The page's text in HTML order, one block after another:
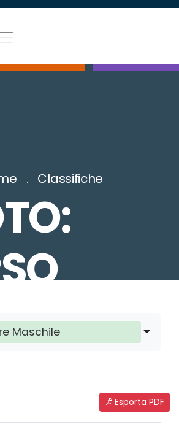
Classifiche
Maschile
Esporta PDF